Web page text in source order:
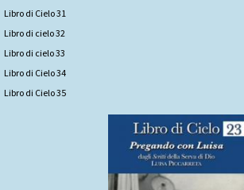
Libro di Cielo 31
Libro di cielo 32
Libro di cielo 33
Libro di Cielo 34
Libro di Cielo 35